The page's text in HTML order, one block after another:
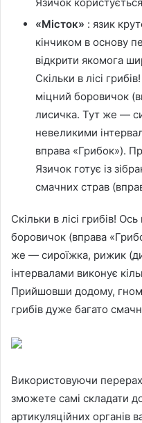
«Місток» : язик
кінчиком в основу
відкрити якомога
Скільки в лісі
міцний боровичок
лисичка. Тут же —
невеликими
вправа «Грибок»).
Язичок готує із
смачних страв
Скільки в лісі грибів!
боровичок (вправа
же — сироїжка, рижик
інтервалами виконує
Прийшовши додому,
грибів дуже багато
Використовуючи
зможете самі складати
артикуляційних органів